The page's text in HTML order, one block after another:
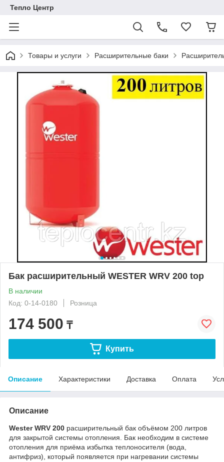
Тепло Центр
Товары и услуги Расширительные баки
Бак расширительный WESTER WRV 200 top
В наличии
Код: 0-14-0180
Розница
174 500 ₸
Купить
Описание Характеристики Доставка Оплата
Описание
Wester WRV 200 расширительный бак объёмом 200 литров
для закрытой системы отопления. Бак необходим в системе
отопления для приёма избытка теплоносителя (вода,
антифриз), который появляется при нагревании системы